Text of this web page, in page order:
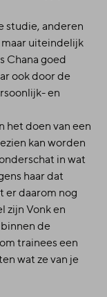
studie, anderen
uiteindelijk
Chana goed
ook door de
en
het doen van een
kan worden
in wat
haar dat
er daarom nog
zijn Vonk en
de
trainees een
wat ze van je